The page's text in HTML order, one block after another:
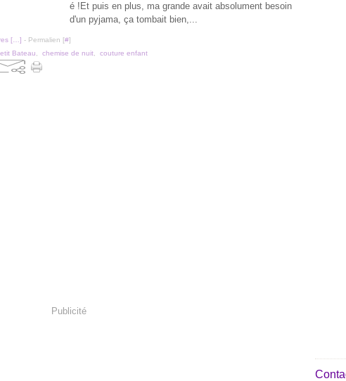
é !Et puis en plus, ma grande avait absolument besoin
d'un pyjama, ça tombait bien,...
[ ] - Permalien [#]
Bateau chemise de nuit couture enfant
Publicité